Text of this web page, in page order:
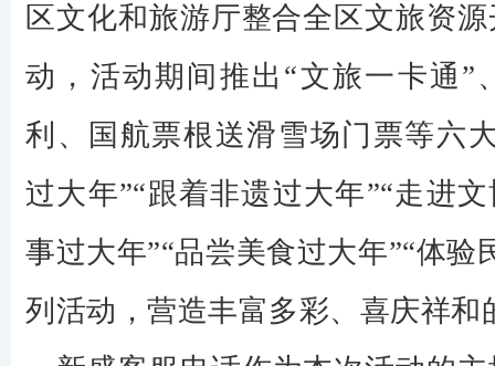
区文化和旅游厅整合全区文旅资
动，活动期间推出“文旅一卡通”
利、国航票根送滑雪场门票等六
过大年”“跟着非遗过大年”“走进
事过大年”“品尝美食过大年”“体验
列活动，营造丰富多彩、喜庆祥